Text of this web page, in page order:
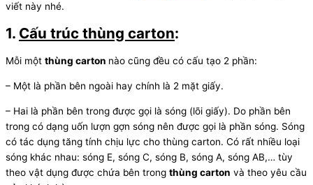
viết này nhé.
1. Cấu trúc thùng carton:
Mỗi một thùng carton nào cũng đều có cấu tạo 2 phần:
– Một là phần bên ngoài hay chính là 2 mặt giấy.
– Hai là phần bên trong được gọi là sóng (lõi giấy). Do phần bên
trong có dạng uốn lượn gợn sóng nên được gọi là phần sóng. Sóng
có tác dụng tăng tính chịu lực cho thùng carton. Có rất nhiều loại
sóng khác nhau: sóng E, sóng C, sóng B, sóng A, sóng AB,… tùy
theo vật dụng được chứa bên trong thùng carton và theo yêu cầu